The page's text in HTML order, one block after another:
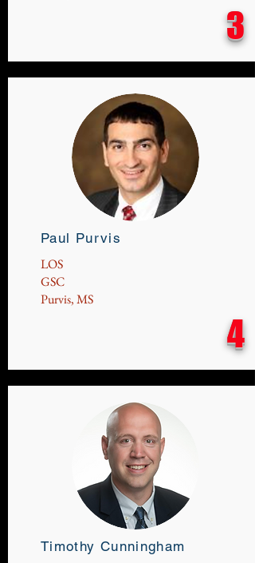
3
Paul Purvis
LOS
GSC
Purvis, MS
4
Timothy Cunningham